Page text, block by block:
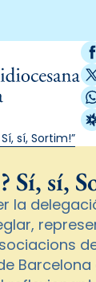
X
sí, Sortim!”
Sí, sí,
la